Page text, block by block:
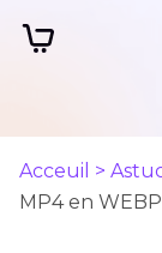
Acceuil >
MP4 en